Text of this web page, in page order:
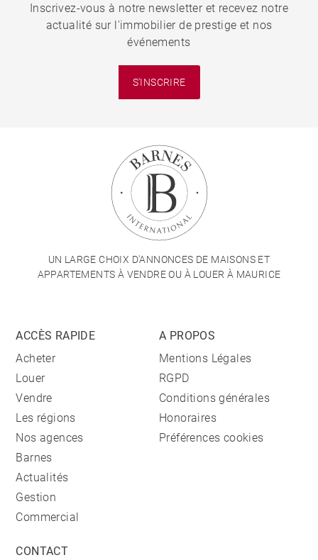
Inscrivez-vous à notre newsletter et recevez notre
actualité sur l'immobilier de prestige et nos
événements
S'INSCRIRE
UN LARGE CHOIX D'ANNONCES DE MAISONS ET
APPARTEMENTS À VENDRE OU À LOUER À MAURICE
ACCÈS RAPIDE
Acheter
Louer
Vendre
Les régions
Nos agences
Barnes
Actualités
Gestion
Commercial
A PROPOS
Mentions Légales
RGPD
Conditions générales
Honoraires
Préférences cookies
CONTACT